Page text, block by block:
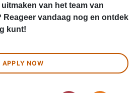
van het team van
Reageer vandaag nog en ontdek
kunt!
APPLY NOW